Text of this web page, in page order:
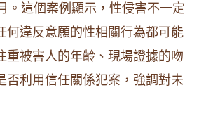
。這個案例顯示，性侵害不一定
何違反意願的性相關行為都可能
重被害人的年齡、現場證據的吻
否利用信任關係犯案，強調對未